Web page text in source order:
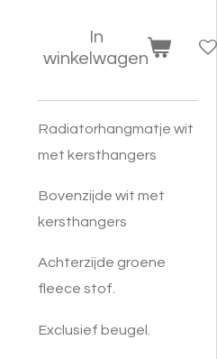
In
winkelwagen
Radiatorhangmatje wit
met kersthangers
Bovenzijde wit met
kersthangers
Achterzijde groene
fleece stof.
Exclusief beugel.